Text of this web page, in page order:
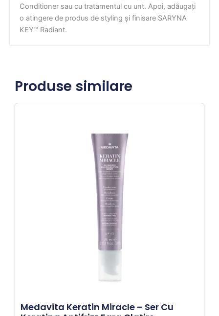
Conditioner sau cu tratamentul cu unt. Apoi, adăugați
o atingere de produs de styling și finisare SARYNA
KEY™ Radiant.
Produse similare
Medavita Keratin Miracle – Ser Cu